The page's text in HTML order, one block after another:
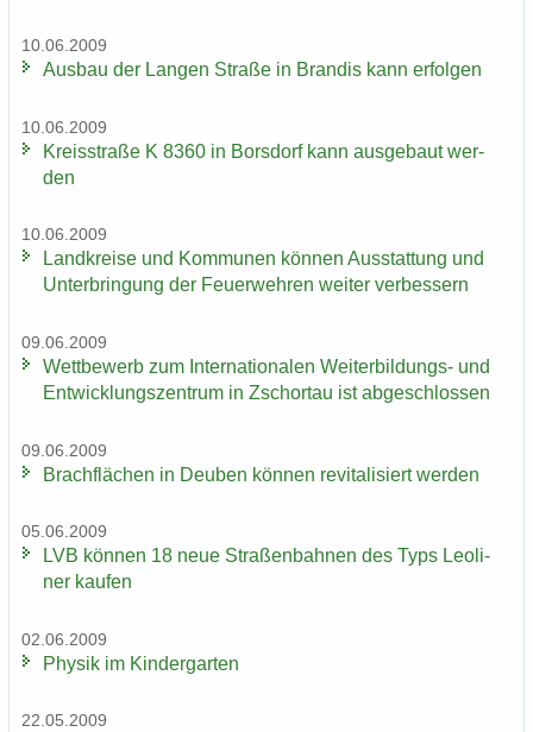
10.06.2009
Aus­bau der Lan­gen Stra­ße in Bran­dis kann er­fol­gen
10.06.2009
Kreis­stra­ße K 8360 in Bors­dorf kann aus­ge­baut wer­
den
10.06.2009
Land­krei­se und Kom­mu­nen kön­nen Aus­stat­tung und
Un­ter­brin­gung der Feu­er­weh­ren wei­ter ver­bes­sern
09.06.2009
Wett­be­werb zum In­ter­na­tio­na­len Weiterbildungs-​ und
Ent­wick­lungs­zen­trum in Zschor­tau ist ab­ge­schlos­sen
09.06.2009
Brach­flä­chen in Deu­ben kön­nen re­vi­ta­li­siert wer­den
05.06.2009
LVB kön­nen 18 neue Stra­ßen­bah­nen des Typs Leo­li­
ner kau­fen
02.06.2009
Phy­sik im Kin­der­gar­ten
22.05.2009